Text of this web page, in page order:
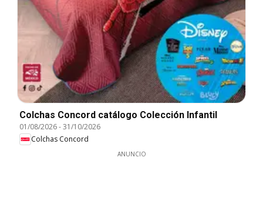
Colchas Concord catálogo Colección Infantil
01/08/2026-31/10/2026
Colchas Concord
ANUNCIO